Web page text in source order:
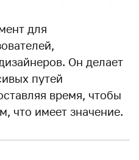
для
Он делает
путей
время, чтобы
что имеет значение.